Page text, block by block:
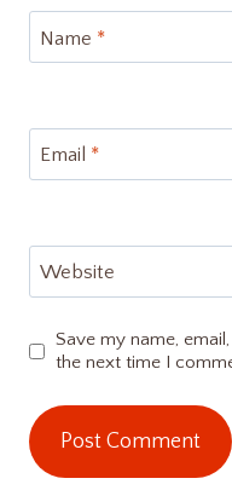
Name *
Email *
Website
Save my name,
the next time I